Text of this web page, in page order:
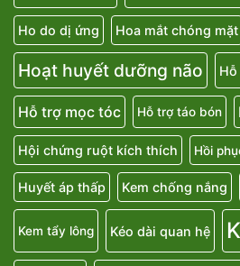
Ho do dị ứng Hoa mắt chóng mặt
Hoạt huyết dưỡng não
Hỗ trợ mọc tóc Hỗ trợ táo bón
Hội chứng ruột kích thích Hồi
Huyết áp thấp Kem chống nắng
Kem tẩy lông Kéo dài quan hệ